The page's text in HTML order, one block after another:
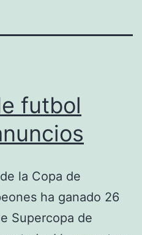
futbol
la Copa de
ha ganado 26
Supercopa de